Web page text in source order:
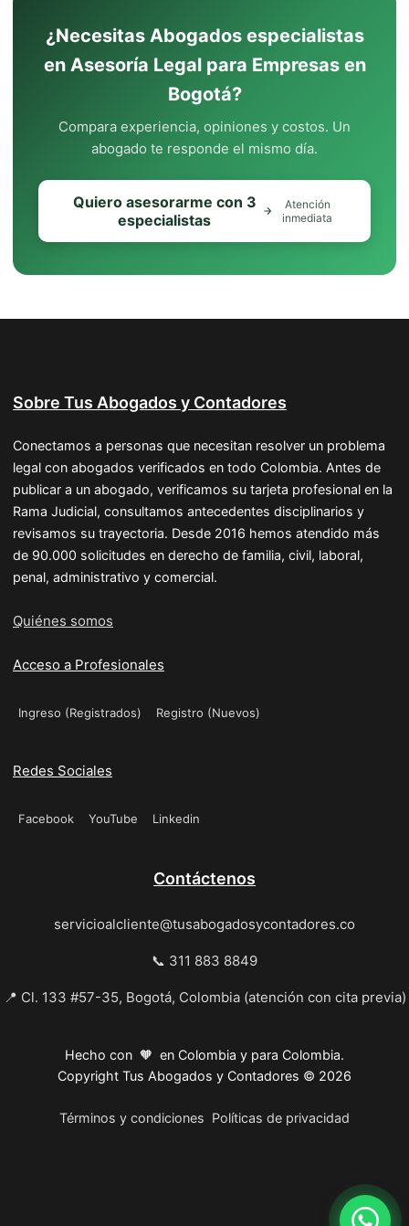
¿Necesitas Abogados especialistas
en Asesoría Legal para Empresas en
Bogotá?
Compara experiencia, opiniones y costos. Un
abogado te responde el mismo día.
Quiero asesorarme con 3
especialistas
Atención
inmediata
Sobre Tus Abogados y Contadores
Conectamos a personas que necesitan resolver un problema
legal con abogados verificados en todo Colombia. Antes de
publicar a un abogado, verificamos su tarjeta profesional en la
Rama Judicial, consultamos antecedentes disciplinarios y
revisamos su trayectoria. Desde 2016 hemos atendido más
de 90.000 solicitudes en derecho de familia, civil, laboral,
penal, administrativo y comercial.
Quiénes somos
Acceso a Profesionales
Ingreso (Registrados) Registro (Nuevos)
Redes Sociales
Facebook YouTube Linkedin
Contáctenos
servicioalcliente@tusabogadosycontadores.co
📞 311 883 8849
📍 Cl. 133 #57-35, Bogotá, Colombia (atención con cita previa)
Hecho con 🧡 en Colombia y para Colombia.
Copyright Tus Abogados y Contadores © 2026
Términos y condiciones Políticas de privacidad